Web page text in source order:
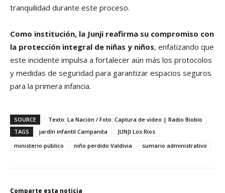
tranquilidad durante este proceso.
Como institución, la Junji reafirma su compromiso con
la protección integral de niñas y niños, enfatizando que
este incidente impulsa a fortalecer aún más los protocolos
y medidas de seguridad para garantizar espacios seguros
para la primera infancia.
SOURCE
Texto: La Nación / Foto: Captura de video | Radio Biobío
TAGS
jardín infantil Campanita
JUNJI Los Ríos
ministerio público
niño perdido Valdivia sumario administrativo
Comparte esta noticia